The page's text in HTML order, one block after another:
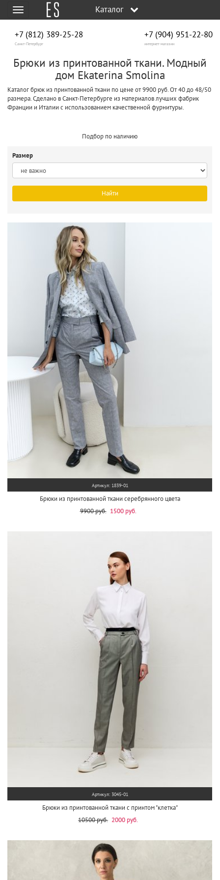
Меню Каталог
+7 (812) 389-25-28
Санкт-Петербург
+7 (904) 951‑22‑80
интернет-магазин
Брюки из принтованной ткани. Модный
дом Ekaterina Smolina
Каталог брюк из принтованной ткани по цене от 9900 руб. От 40 до 48/50
размера. Сделано в Санкт-Петербурге из материалов лучших фабрик
Франции и Италии с использованием качественной фурнитуры.
Подбор по наличию
Размер
Артикул: 1839-01
Брюки из принтованной ткани серебрянного цвета
9900 руб. 1500 руб.
Артикул: 3045-01
Брюки из принтованной ткани с принтом "клетка"
10500 руб. 2000 руб.